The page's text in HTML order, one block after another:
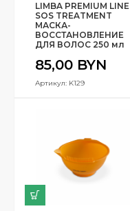
LIMBA PREMIUM LINE
SOS TREATMENT
МАСКА-
ВОССТАНОВЛЕНИЕ
ДЛЯ ВОЛОС 250 мл
85,00 BYN
Артикул: K129